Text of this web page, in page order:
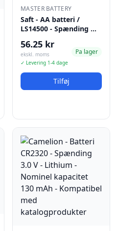
MASTER BATTERY
Saft - AA batteri /
LS14500 - Spænding …
56.25 kr
ekskl. moms
✓ Levering 1-4 dage
Pa lager
Tilføj